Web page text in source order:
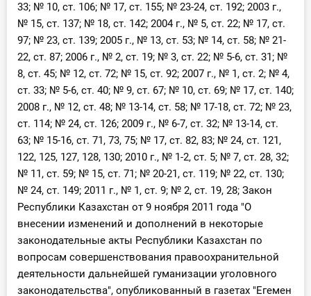
Учет по отраслям
Юридический помощник
Интернет-магазин
О Системе
Обучение
Тарифы
Тестирование для
бухгалтера
33; № 10, ст. 106; № 17, ст. 155; № 23-24, ст. 192; 2003 г.,
№ 15, ст. 137; № 18, ст. 142; 2004 г., № 5, ст. 22; № 17, ст.
97; № 23, ст. 139; 2005 г., № 13, ст. 53; № 14, ст. 58; № 21-
22, ст. 87; 2006 г., № 2, ст. 19; № 3, ст. 22; № 5-6, ст. 31; №
8, ст. 45; № 12, ст. 72; № 15, ст. 92; 2007 г., № 1, ст. 2; № 4,
ст. 33; № 5-6, ст. 40; № 9, ст. 67; № 10, ст. 69; № 17, ст. 140;
2008 г., № 12, ст. 48; № 13-14, ст. 58; № 17-18, ст. 72; № 23,
ст. 114; № 24, ст. 126; 2009 г., № 6-7, ст. 32; № 13-14, ст.
63; № 15-16, ст. 71, 73, 75; № 17, ст. 82, 83; № 24, ст. 121,
122, 125, 127, 128, 130; 2010 г., № 1-2, ст. 5; № 7, ст. 28, 32;
№ 11, ст. 59; № 15, ст. 71; № 20-21, ст. 119; № 22, ст. 130;
№ 24, ст. 149; 2011 г., № 1, ст. 9; № 2, ст. 19, 28; Закон
Республики Казахстан от 9 ноября 2011 года "О
внесении изменений и дополнений в некоторые
законодательные акты Республики Казахстан по
вопросам совершенствования правоохранительной
деятельности дальнейшей гуманизации уголовного
законодательства", опубликованный в газетах "Егемен